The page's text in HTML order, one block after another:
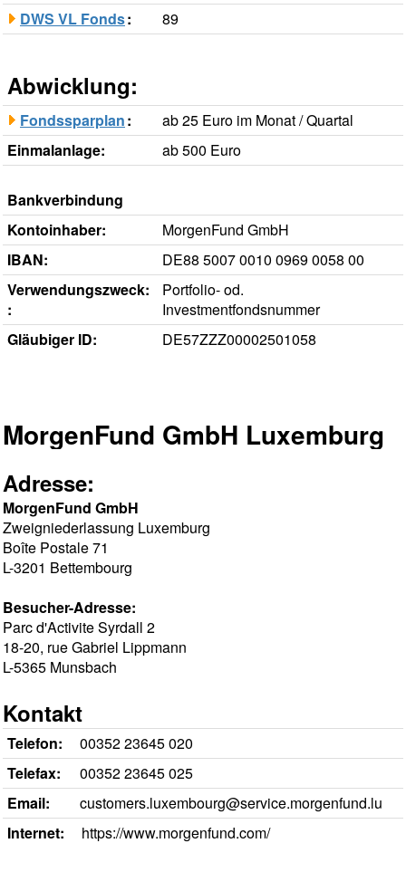
DWS VL Fonds: 89
Abwicklung:
Fondssparplan:
ab 25 Euro im Monat / Quartal
Einmalanlage:
ab 500 Euro
Bankverbindung
Kontoinhaber:
MorgenFund GmbH
IBAN:
DE88 5007 0010 0969 0058 00
Verwendungszweck:
:
Portfolio- od.
Investmentfondsnummer
Gläubiger ID:
DE57ZZZ00002501058
MorgenFund GmbH Luxemburg
Adresse:
MorgenFund GmbH
Zweigniederlassung Luxemburg
Boîte Postale 71
L-3201 Bettembourg
Besucher-Adresse:
Parc d'Activite Syrdall 2
18-20, rue Gabriel Lippmann
L-5365 Munsbach
Kontakt
Telefon:
00352 23645 020
Telefax:
00352 23645 025
Email:
customers.luxembourg@service.morgenfund.lu
Internet:
https://www.morgenfund.com/